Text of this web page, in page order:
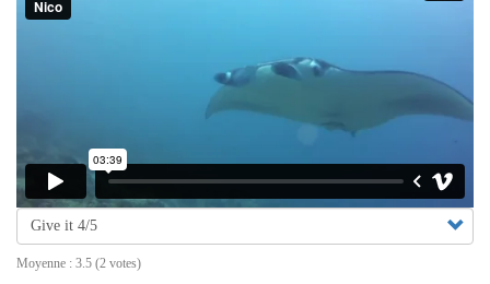
fivestar
Moyenne : 3.5 (2 votes)